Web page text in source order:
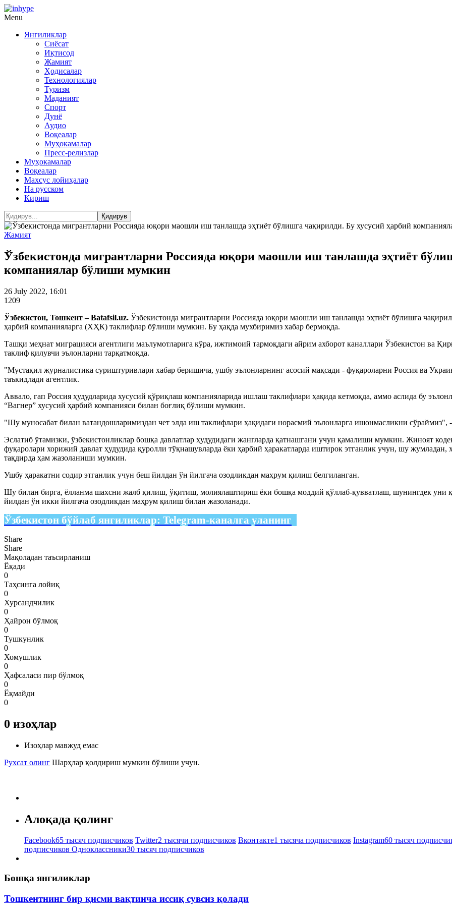
Menu
Янгиликлар
Сиёсат
Иқтисод
Жамият
Ҳодисалар
Технологиялар
Туризм
Маданият
Спорт
Дунё
Аудио
Воқеалар
Муҳокамалар
Пресс-релизлар
Муҳокамалар
Воқеалар
Махсус лойиҳалар
На русском
Кириш
Жамият
Ўзбекистонда мигрантларни Россияда юқори маошли иш танлашда эҳтиёт
компаниялар бўлиши мумкин
26 July 2022, 16:01
1209
Ўзбекистон, Тошкент – Batafsil.uz. Ўзбекистонда мигрантларни Россияда юқори маошли иш танлашда эҳтиёт бўлишга
ҳарбий компанияларга (ХҲК) таклифлар бўлиши мумкин. Бу ҳақда мухбиримиз хабар бермоқда.
Ташқи меҳнат миграцияси агентлиги маълумотларига кўра, ижтимоий тармоқдаги айрим ахборот каналлари Ўзбекистон ва
таклиф қилувчи эълонларни тарқатмоқда.
"Мустақил журналистика суриштуривлари хабар беришича, ушбу эълонларнинг асосий мақсади - фуқароларни Россия ва
таъкидлади агентлик.
Аввало, гап Россия ҳудудларида хусусий қўриқлаш компанияларида ишлаш таклифлари ҳақида кетмоқда, аммо аслида бу
“Вагнер” хусусий ҳарбий компанияси билан боғлиқ бўлиши мумкин.
"Шу муносабат билан ватандошларимиздан чет элда иш таклифлари ҳақидаги норасмий эълонларга ишонмасликни сўраймиз", -
Эслатиб ўтамизки, ўзбекистонликлар бошқа давлатлар ҳудудидаги жангларда қатнашгани учун қамалиши мумкин. Жиноят
фуқаролари хорижий давлат ҳудудида қуролли тўқнашувларда ёки ҳарбий ҳаракатларда иштирок этганлик учун, шу
тақдирда ҳам жазоланиши мумкин.
Ушбу ҳаракатни содир этганлик учун беш йилдан ўн йилгача озодликдан маҳрум қилиш белгиланган.
Шу билан бирга, ёлланма шахсни жалб қилиш, ўқитиш, молиялаштириш ёки бошқа моддий қўллаб-қувватлаш, шунингдек уни
йилдан ўн икки йилгача озодликдан маҳрум қилиш билан жазоланади.
Ўзбекистон бўйлаб янгиликлар: Telegram-каналга уланинг
Share
Share
Мақоладан таъсирланиш
Ёқади
0
Таҳсинга лойиқ
0
Хурсандчилик
0
Ҳайрон бўлмоқ
0
Тушкунлик
0
Хомушлик
0
Ҳафсаласи пир бўлмоқ
0
Ёқмайди
0
0 изоҳлар
Изоҳлар мавжуд емас
Рухсат олинг Шарҳлар қолдириш мумкин бўлиши учун.
Алоқада қолинг
Facebook65 тысяч подписчиков Twitter2 тысячи подписчиков Вконтакте1 тысяча подписчиков Instagram60 тысяч
подписчиков Одноклассники30 тысяч подписчиков
Бошқа янгиликлар
Тошкентнинг бир қисми вақтинча иссиқ сувсиз қолади